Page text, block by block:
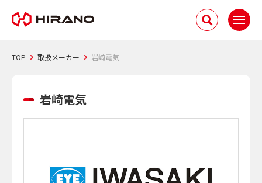
TOP 取扱メーカー 岩崎電気
岩崎電気